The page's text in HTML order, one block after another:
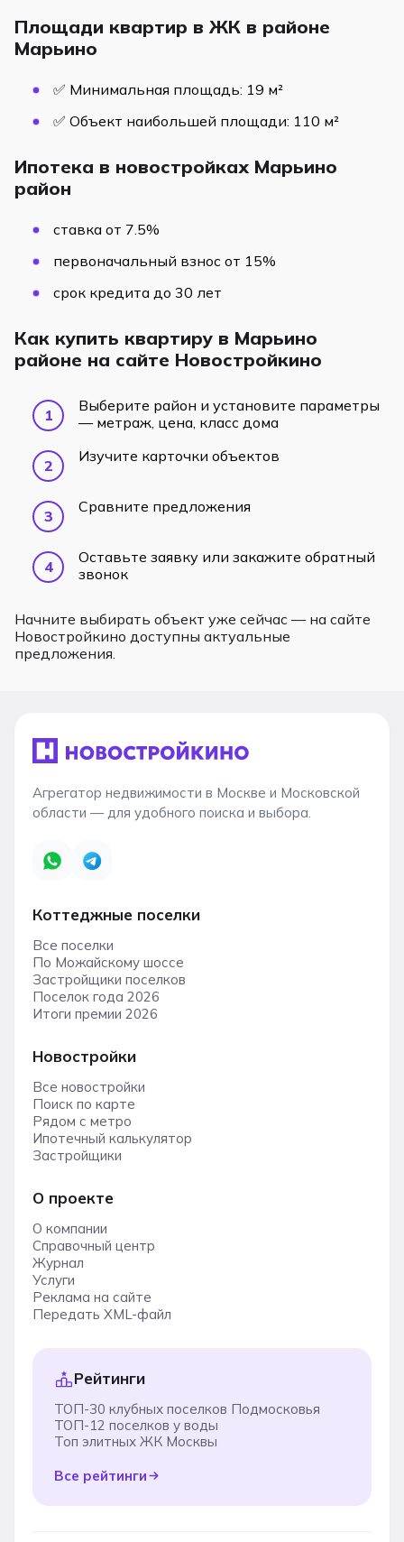
Площади квартир в ЖК в районе
Марьино
✅ Минимальная площадь: 19 м²
✅ Объект наибольшей площади: 110 м²
Ипотека в новостройках Марьино
район
ставка от 7.5%
первоначальный взнос от 15%
срок кредита до 30 лет
Как купить квартиру в Марьино
районе на сайте Новостройкино
Выберите район и установите параметры
— метраж, цена, класс дома
Изучите карточки объектов
Сравните предложения
Оставьте заявку или закажите обратный
звонок
Начните выбирать объект уже сейчас — на сайте
Новостройкино доступны актуальные
предложения.
Агрегатор недвижимости в Москве и Московской
области — для удобного поиска и выбора.
Коттеджные поселки
Все поселки
По Можайскому шоссе
Застройщики поселков
Поселок года 2026
Итоги премии 2026
Новостройки
Все новостройки
Поиск по карте
Рядом с метро
Ипотечный калькулятор
Застройщики
О проекте
О компании
Справочный центр
Журнал
Услуги
Реклама на сайте
Передать XML-файл
Рейтинги
ТОП-30 клубных поселков Подмосковья
ТОП-12 поселков у воды
Топ элитных ЖК Москвы
Все рейтинги